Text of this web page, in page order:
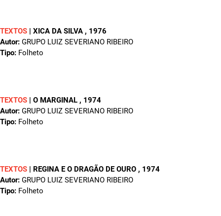
TEXTOS | XICA DA SILVA , 1976
Autor: GRUPO LUIZ SEVERIANO RIBEIRO
Tipo: Folheto
TEXTOS | O MARGINAL , 1974
Autor: GRUPO LUIZ SEVERIANO RIBEIRO
Tipo: Folheto
TEXTOS | REGINA E O DRAGÃO DE OURO , 1974
Autor: GRUPO LUIZ SEVERIANO RIBEIRO
Tipo: Folheto